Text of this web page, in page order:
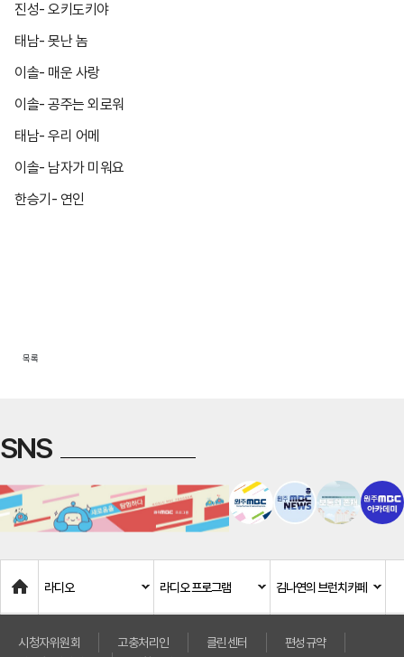
진성- 오키도키야
태남- 못난 놈
이솔- 매운 사랑
이솔- 공주는 외로워
태남- 우리 어메
이솔- 남자가 미워요
한승기- 연인
목록
SNS
Home
라디오 라디오 프로그램 김나연의 브런치카페
시청자위원회 고충처리인 클린센터
편성규약